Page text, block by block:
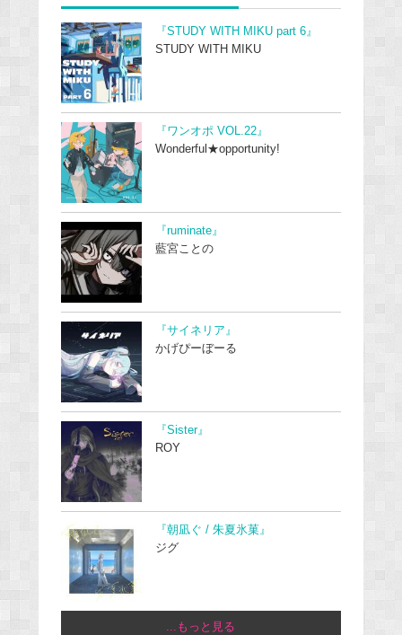
『STUDY WITH MIKU part 6』
STUDY WITH MIKU
『ワンオポ VOL.22』
Wonderful★opportunity!
『ruminate』
藍宮ことの
『サイネリア』
かげぴーぼーる
『Sister』
ROY
『朝凪ぐ / 朱夏氷菓』
ジグ
...もっと見る